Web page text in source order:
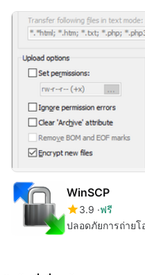
WinSCP
3.9 ฟรี
ปลอดภัยการถ่าย